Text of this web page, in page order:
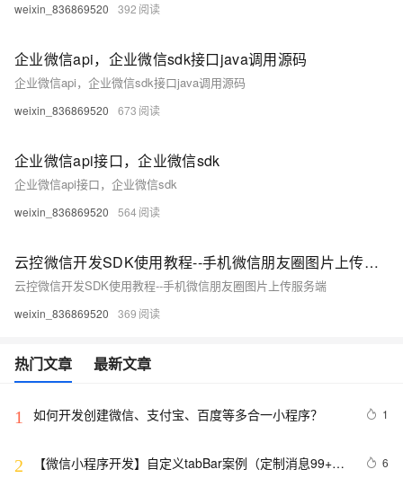
weixin_836869520 392
企业微信api，企业微信sdk接口java调用源码
企业微信api，企业微信sdk接口java调用源码
weixin_836869520 673
企业微信api接口，企业微信sdk
企业微信api接口，企业微信sdk
weixin_836869520 564
云控微信开发SDK使用教程--手机微信朋友圈图片上传服务端
云控微信开发SDK使用教程--手机微信朋友圈图片上传服务端
weixin_836869520 369
热门文章 最新文章
1 如何开发创建微信、支付宝、百度等多合一小程序？ 1
2
【微信小程序开发】自定义tabBar案例（定制消息99+小
6